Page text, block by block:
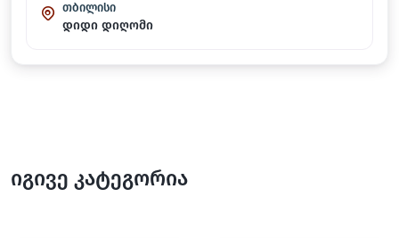
თბილისი
დიდი დიღომი
იგივე კატეგორია